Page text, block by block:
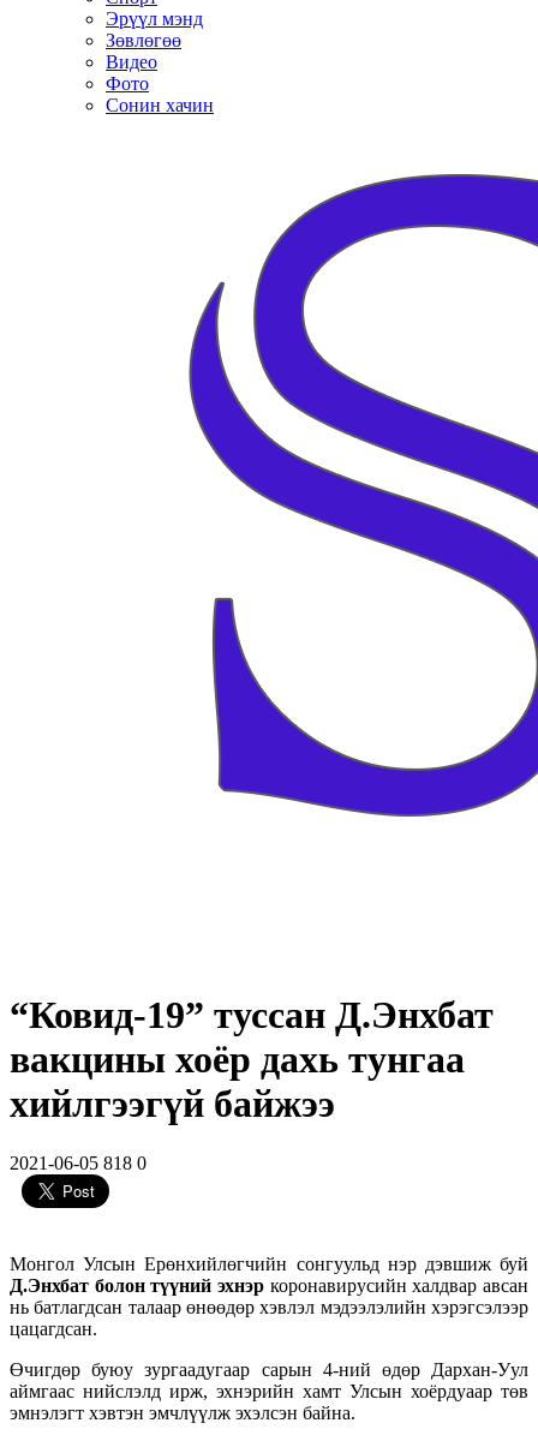
Эрүүл мэнд
Зөвлөгөө
Видео
Фото
Сонин хачин
“Ковид-19” туссан Д.Энхбат
вакцины хоёр дахь тунгаа
хийлгээгүй байжээ
2021-06-05 818 0
Монгол Улсын Ерөнхийлөгчийн сонгуульд нэр дэвшиж буй
Д.Энхбат болон түүний эхнэр коронавирусийн халдвар авсан
нь батлагдсан талаар өнөөдөр хэвлэл мэдээлэлийн хэрэгсэлээр
цацагдсан.
Өчигдөр буюу зургаадугаар сарын 4-ний өдөр Дархан-Уул
аймгаас нийслэлд ирж, эхнэрийн хамт Улсын хоёрдуаар төв
эмнэлэгт хэвтэн эмчлүүлж эхэлсэн байна.